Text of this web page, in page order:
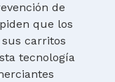
de
que los
carritos
tecnología